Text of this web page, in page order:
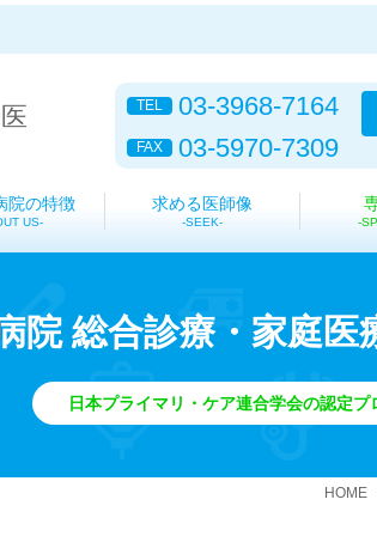
TEL 03-3968-7164
FAX 03-5970-7309
院の特徴
US
求める医師像
SEEK
院 総合診療・家庭医
日本プライマリ・ケア連合学会の認定プ
HOME